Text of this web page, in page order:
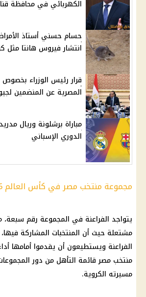
الكهربائي في محافظة قنا
حسام حسني أستاذ
انتشار فيروس هانتا مثل
قرار رئيس الوزراء
المصرية عن المنضمين
مباراة برشلونة وريال
الدوري الإسباني
مجموعة منتخب مصر في كأس العالم 2026
يتواجد الفراعنة في المجموعة رقم سبعة،
مشتعلة حيث أن المنتخبات المشاركة
الفراعنة ويستطيعون أن يقدموا أمامها
منتخب مصر قائمة التأهل من دور
مسيرته الكروية.